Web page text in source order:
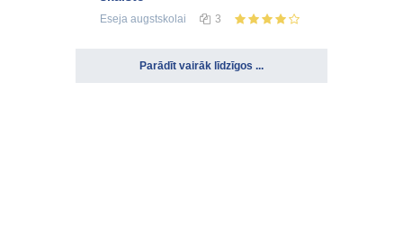
Eseja augstskolai 3
Parādīt vairāk līdzīgos ...